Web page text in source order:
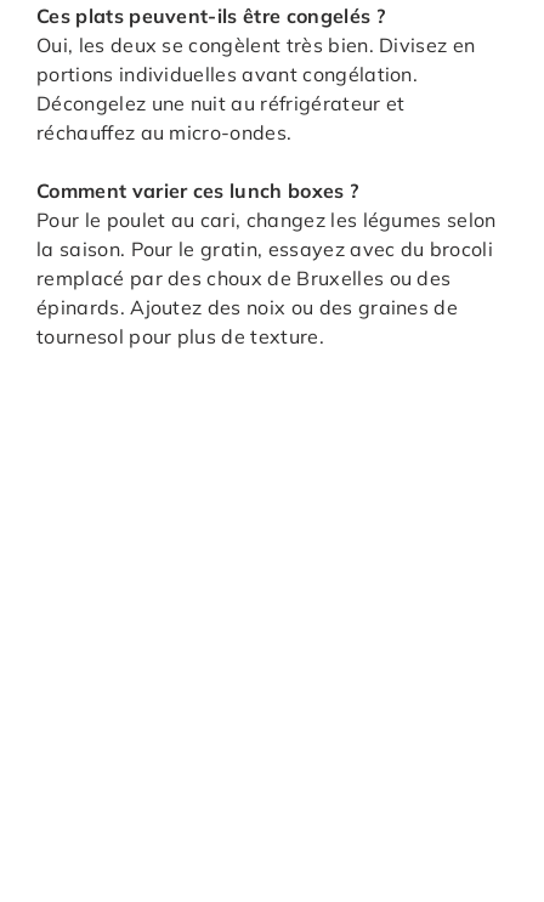
Ces plats peuvent-ils être congelés ?
Oui, les deux se congèlent très bien. Divisez en
portions individuelles avant congélation.
Décongelez une nuit au réfrigérateur et
réchauffez au micro-ondes.
Comment varier ces lunch boxes ?
Pour le poulet au cari, changez les légumes selon
la saison. Pour le gratin, essayez avec du brocoli
remplacé par des choux de Bruxelles ou des
épinards. Ajoutez des noix ou des graines de
tournesol pour plus de texture.